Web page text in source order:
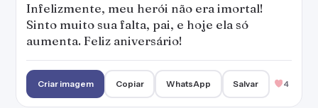
Infelizmente, meu herói não era imortal!
Sinto muito sua falta, pai, e hoje ela só
aumenta. Feliz aniversário!
Criar imagem Copiar WhatsApp Salvar 4